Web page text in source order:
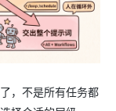
，不是所有任务都